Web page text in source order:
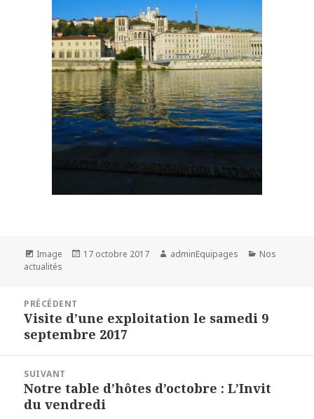
Image 17 octobre 2017 adminEquipages
Nos
actualités
PRÉCÉDENT
Visite d’une exploitation le samedi 9
septembre 2017
SUIVANT
Notre table d’hôtes d’octobre : L’Invit
du vendredi